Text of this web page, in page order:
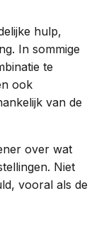
hulp,
In sommige
te
ook
van de
over wat
Niet
vooral als de